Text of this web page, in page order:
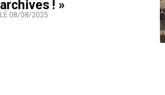
archives ! »
LE 08/08/2025